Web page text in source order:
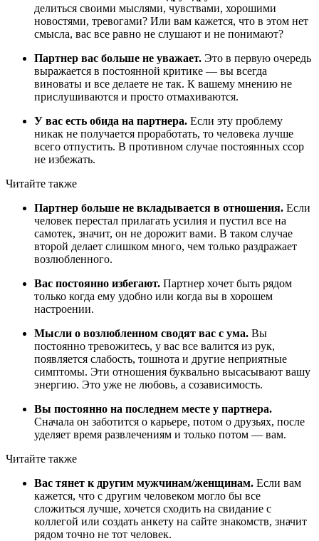
делиться своими мыслями, чувствами, хорошими
новостями, тревогами? Или вам кажется, что в этом нет
смысла, вас все равно не слушают и не понимают?
Партнер вас больше не уважает. Это в первую очередь
выражается в постоянной критике — вы всегда
виноваты и все делаете не так. К вашему мнению не
прислушиваются и просто отмахиваются.
У вас есть обида на партнера. Если эту проблему
никак не получается проработать, то человека лучше
всего отпустить. В противном случае постоянных ссор
не избежать.
Читайте также
Партнер больше не вкладывается в отношения. Если
человек перестал прилагать усилия и пустил все на
самотек, значит, он не дорожит вами. В таком случае
второй делает слишком много, чем только раздражает
возлюбленного.
Вас постоянно избегают. Партнер хочет быть рядом
только когда ему удобно или когда вы в хорошем
настроении.
Мысли о возлюбленном сводят вас с ума. Вы
постоянно тревожитесь, у вас все валится из рук,
появляется слабость, тошнота и другие неприятные
симптомы. Эти отношения буквально высасывают вашу
энергию. Это уже не любовь, а созависимость.
Вы постоянно на последнем месте у партнера.
Сначала он заботится о карьере, потом о друзьях, после
уделяет время развлечениям и только потом — вам.
Читайте также
Вас тянет к другим мужчинам/женщинам. Если вам
кажется, что с другим человеком могло бы все
сложиться лучше, хочется сходить на свидание с
коллегой или создать анкету на сайте знакомств, значит
рядом точно не тот человек.